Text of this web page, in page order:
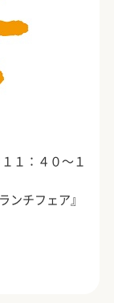
１：４０～１
ンチフェア』